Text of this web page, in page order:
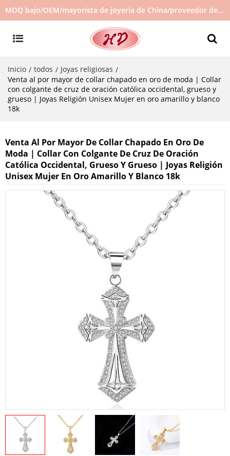
MOQ bajo/OEM/mayorista de joyería de China/proveedor de joyas/joyería de gran venta en stock/no hay joyas de segunda mano
Inicio / todos / Joyas religiosas /
Venta al por mayor de collar chapado en oro de moda | Collar
con colgante de cruz de oración católica occidental, grueso y
grueso | Joyas Religión Unisex Mujer en oro amarillo y blanco
18k
Venta Al Por Mayor De Collar Chapado En Oro De
Moda | Collar Con Colgante De Cruz De Oración
Católica Occidental, Grueso Y Grueso | Joyas Religión
Unisex Mujer En Oro Amarillo Y Blanco 18k